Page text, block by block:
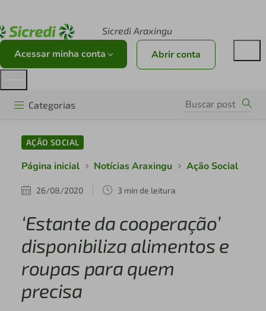
Sicredi Araxingu
Acessar minha conta Abrir conta
Categorias
AÇÃO SOCIAL
Página inicial Notícias Araxingu Ação Social
26/08/2020 3 min de leitura
‘Estante da cooperação’
disponibiliza alimentos e
roupas para quem
precisa